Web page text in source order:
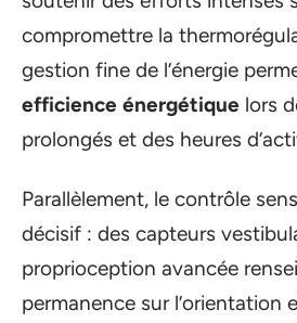
compromettre la
gestion fine de l’énergie
efficience énergétique lors
prolongés et des heures
Parallèlement, le contrôle
décisif : des capteurs
proprioception avancée
permanence sur l’orientation